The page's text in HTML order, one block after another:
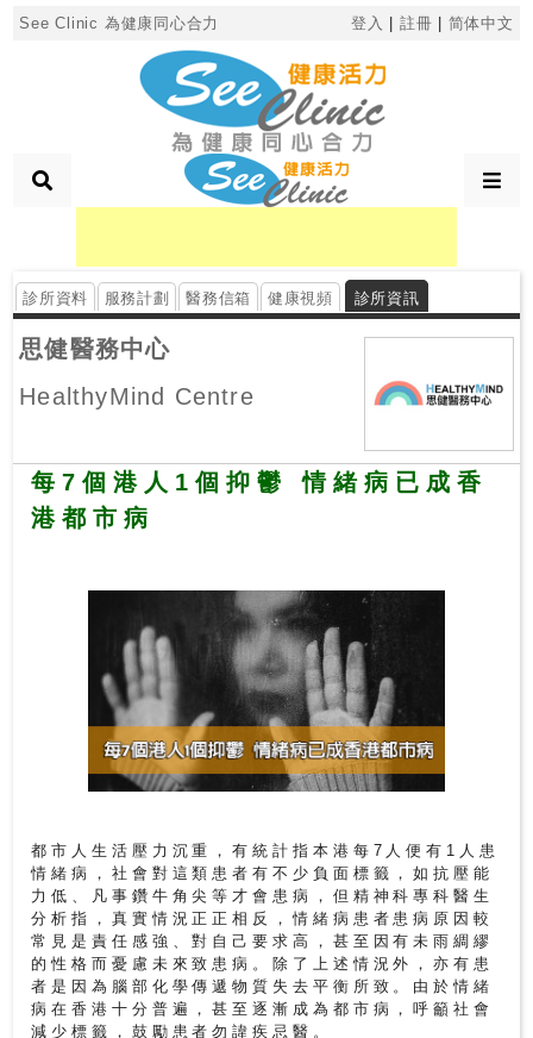
See Clinic 為健康同心合力 登入 註冊 简体中文
診
所
搜
尋
所
按
區
搜
室
服
務
公
立
醫
×
診所資料 服務計劃 醫務信箱 健康視頻 診所資訊
思健醫務中心
HealthyMind Centre
每7個港人1個抑鬱 情緒病已成香
港都市病
都市人生活壓力沉重，有統計指本港每7人便有1人患
情緒病，社會對這類患者有不少負面標籤，如抗壓能
力低、凡事鑽牛角尖等才會患病，但精神科專科醫生
分析指，真實情況正正相反，情緒病患者患病原因較
常見是責任感強、對自己要求高，甚至因有未雨綢繆
的性格而憂慮未來致患病。除了上述情況外，亦有患
者是因為腦部化學傳遞物質失去平衡所致。由於情緒
病在香港十分普遍，甚至逐漸成為都市病，呼籲社會
減少標籤，鼓勵患者勿諱疾忌醫。